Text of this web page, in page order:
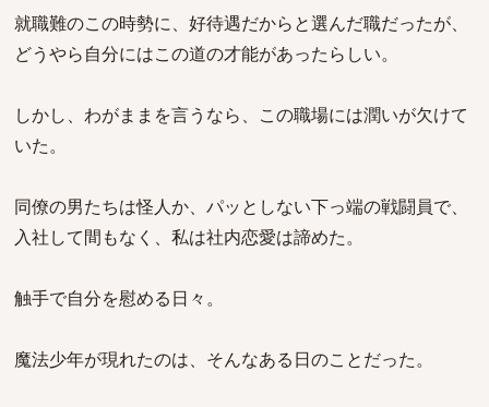
就職難のこの時勢に、好待遇だからと選んだ職だったが、
どうやら自分にはこの道の才能があったらしい。
しかし、わがままを言うなら、この職場には潤いが欠けて
いた。
同僚の男たちは怪人か、パッとしない下っ端の戦闘員で、
入社して間もなく、私は社内恋愛は諦めた。
触手で自分を慰める日々。
魔法少年が現れたのは、そんなある日のことだった。